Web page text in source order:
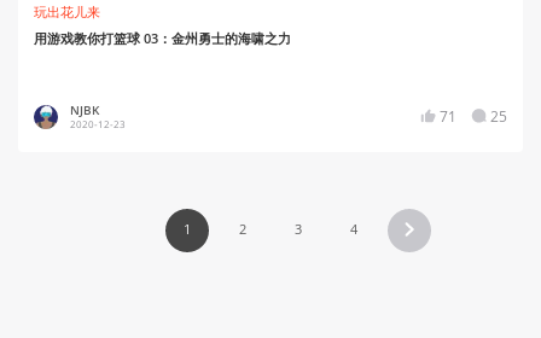
玩出花儿来
用游戏教你打篮球 03：金州勇士的海啸之力
NJBK
2020-12-23 71 25
1 2 3 4